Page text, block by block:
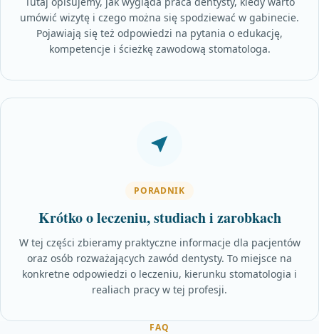
umówić wizytę i czego można się spodziewać w gabinecie.
Pojawiają się też odpowiedzi na pytania o edukację,
kompetencje i ścieżkę zawodową stomatologa.
PORADNIK
Krótko o leczeniu, studiach i zarobkach
W tej części zbieramy praktyczne informacje dla pacjentów
oraz osób rozważających zawód dentysty. To miejsce na
konkretne odpowiedzi o leczeniu, kierunku stomatologia i
realiach pracy w tej profesji.
FAQ